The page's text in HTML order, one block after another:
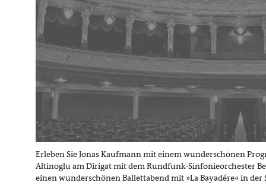
Erleben Sie Jonas Kaufmann mit einem wunderschönen
Altinoglu am Dirigat mit dem Rundfunk-Sinfonieorchester
einen wunderschönen Ballettabend mit »La Bayadére« in der